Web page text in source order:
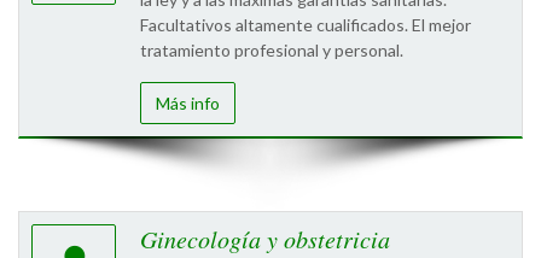
Facultativos altamente cualificados. El mejor
tratamiento profesional y personal.
Más info
Ginecología y obstetricia